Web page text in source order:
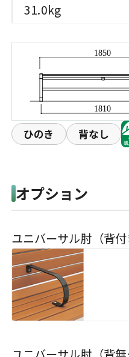
31.0kg
ひのき 背なし
オプション
ユニバーサル肘（背付